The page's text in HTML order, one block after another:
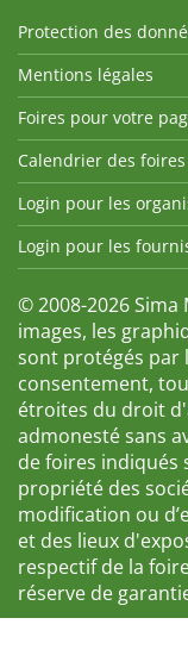
Protection des
Mentions légales
Foires pour votre
Calendrier des
Login pour les
Login pour les
© 2008-2026 Sima
images, les
sont protégés par
consentement,
étroites du droit
admonesté sans
de foires indiqués
propriété des
modification ou
et des lieux
respectif de la
réserve de